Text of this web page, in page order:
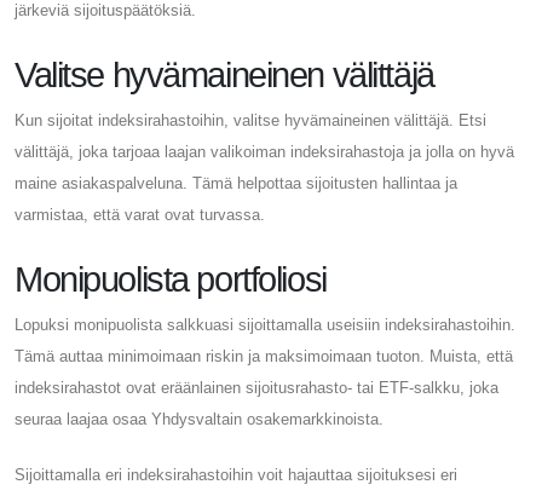
järkeviä sijoituspäätöksiä.
Valitse hyvämaineinen välittäjä
Kun sijoitat indeksirahastoihin, valitse hyvämaineinen välittäjä. Etsi
välittäjä, joka tarjoaa laajan valikoiman indeksirahastoja ja jolla on hyvä
maine asiakaspalveluna. Tämä helpottaa sijoitusten hallintaa ja
varmistaa, että varat ovat turvassa.
Monipuolista portfoliosi
Lopuksi monipuolista salkkuasi sijoittamalla useisiin indeksirahastoihin.
Tämä auttaa minimoimaan riskin ja maksimoimaan tuoton. Muista, että
indeksirahastot ovat eräänlainen sijoitusrahasto- tai ETF-salkku, joka
seuraa laajaa osaa Yhdysvaltain osakemarkkinoista.
Sijoittamalla eri indeksirahastoihin voit hajauttaa sijoituksesi eri